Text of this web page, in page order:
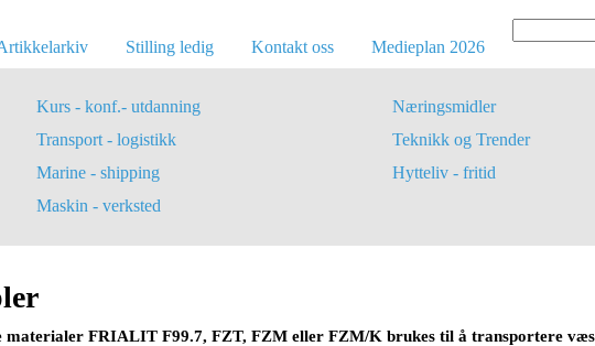
Stilling ledig Kontakt oss Medieplan 2026
Kurs - konf.- utdanning
Transport - logistikk
Marine - shipping
Maskin - verksted
Næringsmidler
Teknikk og Trender
Hytteliv - fritid
materialer FRIALIT F99.7, FZT, FZM eller FZM/K brukes til å transportere